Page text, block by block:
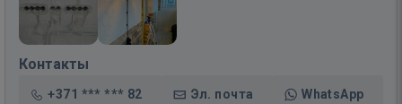
Контакты
+371 *** *** 82 Эл. почта WhatsApp